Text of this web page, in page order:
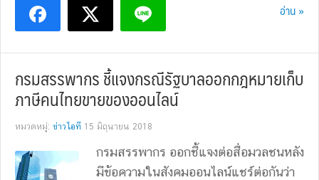
อ่าน »
กรมสรรพากร ชี้แจงกรณีรัฐบาลออกกฎหมายเก็บ
ภาษีคนไทยขายของออนไลน์
หมวดหมู่: ข่าวไอที 15 มิถุนายน 2018
กรมสรรพากร ออกชี้แจงต่อสื่อมวลชนหลัง
มีข้อความในสังคมออนไลน์แชร์ต่อกันว่า